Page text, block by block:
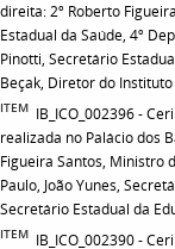
direita: 2º Roberto
Estadual da Saúde, 4º
Pinotti, Secretário
Beçak, Diretor do
ITEM IB_ICO_002396 -
realizada no Palácio dos
Figueira Santos, Ministro
Paulo, João Yunes,
Secretário Estadual da
ITEM IB_ICO_002390 -